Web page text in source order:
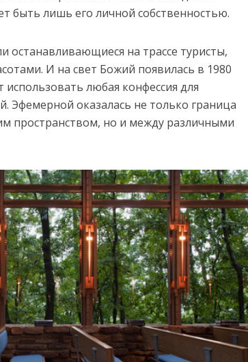
быть лишь его личной собственностью.
останавливающиеся на трассе туристы,
И на свет Божий появилась в 1980
любая конфессия для
Эфемерной оказалась не только граница
пространством, но и между различными